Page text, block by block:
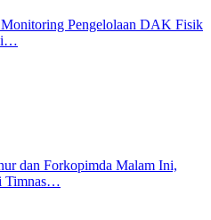
Pengelolaan DAK Fisik
dan Forkopimda Malam Ini,
Timnas…